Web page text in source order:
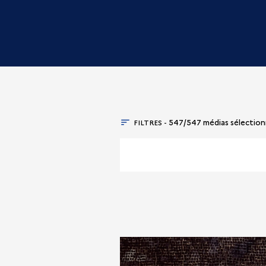
FILTRES - 547/547 médias